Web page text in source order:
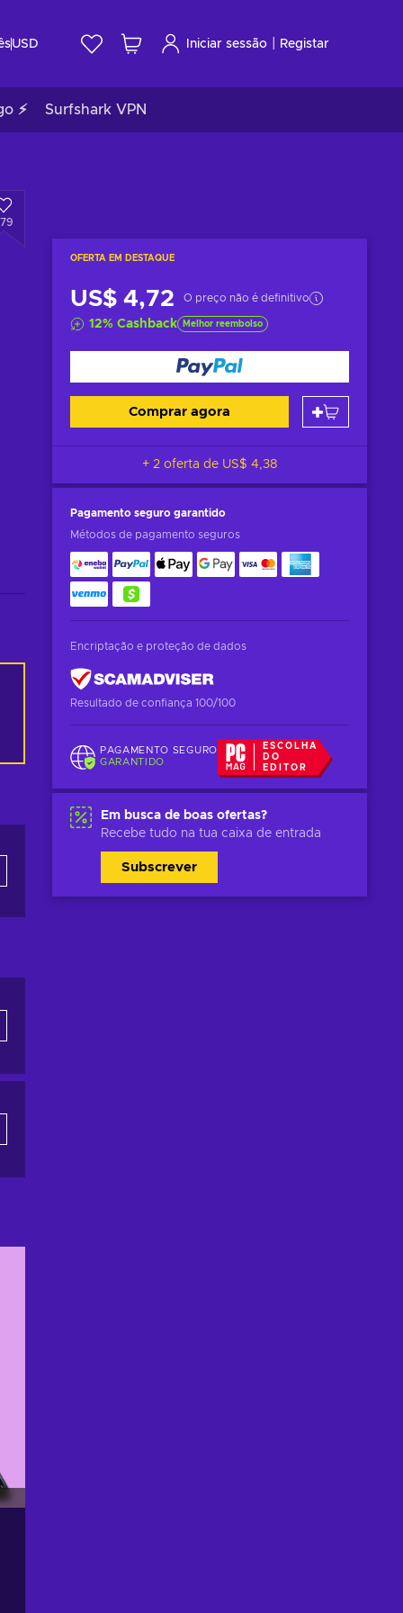
USD Iniciar sessão Registar
⚡ Surfshark VPN
OFERTA EM DESTAQUE
US$ 4,72 O preço não é definitivo
12% Cashback Melhor reembolso
Comprar agora
+ 2 oferta de US$ 4,38
Pagamento seguro garantido
Métodos de pagamento seguros
Encriptação e proteção de dados
Resultado de confiança 100/100
PAGAMENTO SEGURO
GARANTIDO
ESCOLHA
DO
EDITOR
Em busca de boas ofertas?
Recebe tudo na tua caixa de entrada
Subscrever